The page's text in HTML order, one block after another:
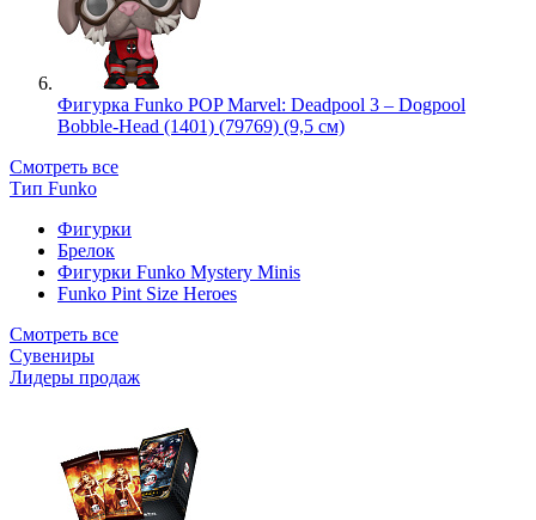
Фигурка Funko POP Marvel: Deadpool 3 – Dogpool
Bobble-Head (1401) (79769) (9,5 см)
Смотреть все
Тип Funko
Фигурки
Брелок
Фигурки Funko Mystery Minis
Funko Pint Size Heroes
Смотреть все
Сувениры
Лидеры продаж